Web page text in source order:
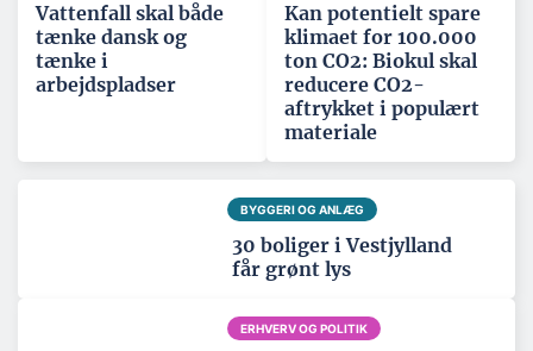
Vattenfall skal både
tænke dansk og
tænke i
arbejdspladser
Kan potentielt spare
klimaet for 100.000
ton CO2: Biokul skal
reducere CO2-
aftrykket i populært
materiale
BYGGERI OG ANLÆG
30 boliger i Vestjylland
får grønt lys
ERHVERV OG POLITIK